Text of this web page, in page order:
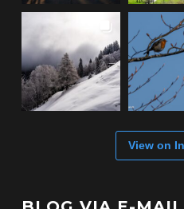
View on